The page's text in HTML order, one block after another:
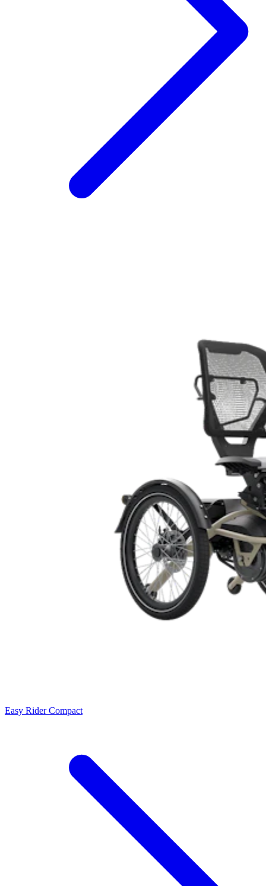
Easy Rider Compact